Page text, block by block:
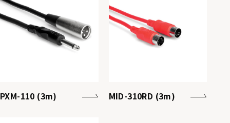
PXM-110 (3m) MID-310RD (3m)